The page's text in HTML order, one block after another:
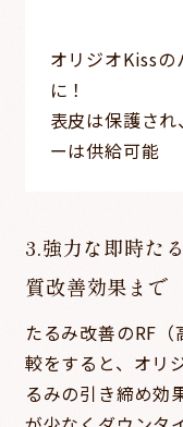
オリジオKissの
に！
表皮は保護さ
ーは供給可能
3.強力な即時た
質改善効果まで
たるみ改善のRF
較をすると、オリ
るみの引き締め効